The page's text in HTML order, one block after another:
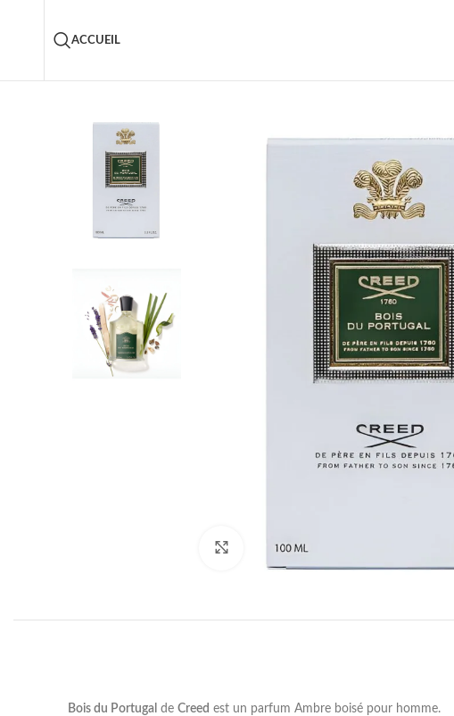
ACCUEIL
Click to enlarge
Bois du Portugal de Creed est un parfum Ambre boisé pour homme.